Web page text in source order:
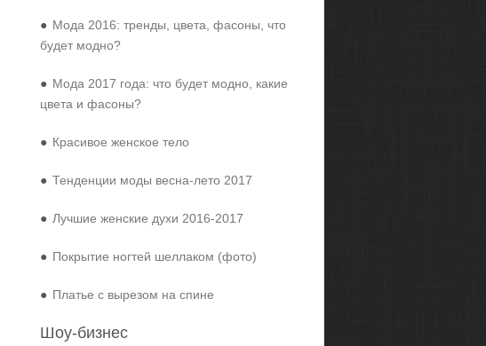
● Мода 2016: тренды, цвета, фасоны, что
будет модно?
● Мода 2017 года: что будет модно, какие
цвета и фасоны?
● Красивое женское тело
● Тенденции моды весна-лето 2017
● Лучшие женские духи 2016-2017
● Покрытие ногтей шеллаком (фото)
● Платье с вырезом на спине
Шоу-бизнес